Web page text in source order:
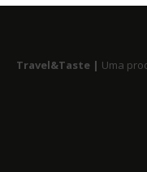
Travel&Taste | Uma